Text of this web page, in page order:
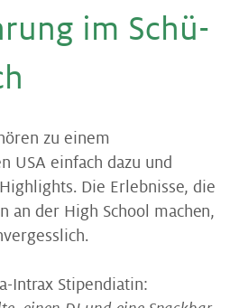
im Schü­
zu einem
USA einfach dazu und
Die Erlebnisse, die
an der High School machen,
Intrax Stipendiatin: